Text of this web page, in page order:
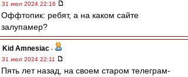
31 июл 2024 22:16
Оффтопик: ребят, а на каком сайте
залупамер?
Kid Amnesiac -
31 июл 2024 22:11
Пять лет назад, на своем старом телеграм-